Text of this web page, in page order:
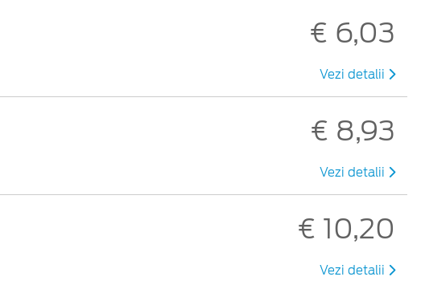
€ 6,03
Vezi detalii
€ 8,93
Vezi detalii
€ 10,20
Vezi detalii